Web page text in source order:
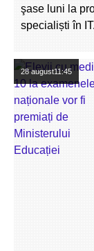
şase luni la
specialiști în IT.
28 august11:45